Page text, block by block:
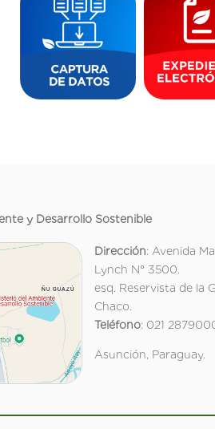
y Desarrollo Sostenible
Dirección: Avenida
Lynch N° 3500.
esq. Reservista de la
Chaco.
Teléfono: 021
Asunción, Paraguay.